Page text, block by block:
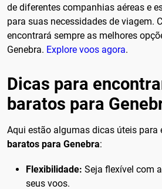
de diferentes companhias aéreas e
para suas necessidades de viagem.
encontrará sempre as melhores
Genebra. Explore voos agora.
Dicas para
baratos para
Aqui estão algumas dicas úteis para
baratos para Genebra:
Flexibilidade: Seja flexível com
seus voos.